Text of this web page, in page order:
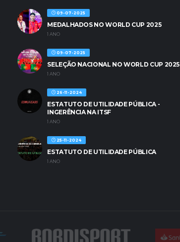
09-07-2025
MEDALHADOS NO WORLD CUP 2025
1 ANO
09-07-2025
SELEÇÃO NACIONAL NO WORLD CUP 2025
1 ANO
26-11-2024
ESTATUTO DE UTILIDADE PÚBLICA -
INGERÊNCIA NA ITSF
1 ANO
25-11-2024
ESTATUTO DE UTILIDADE PÚBLICA
1 ANO